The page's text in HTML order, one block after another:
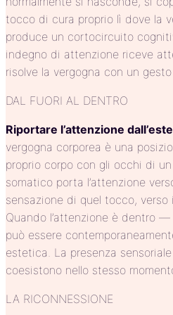
tocco di cura proprio lì dove la
produce un cortocircuito
indegno di attenzione riceve
risolve la vergogna con un
DAL FUORI AL DENTRO
Riportare l’attenzione
vergogna corporea è una
proprio corpo con gli occhi di
somatico porta l’attenzione
sensazione di quel tocco, verso
Quando l’attenzione è dentro
può essere
estetica. La presenza
coesistono nello stesso
LA RICONNESSIONE